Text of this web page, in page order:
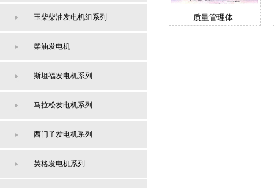
玉柴柴油发电机组系列
柴油发电机
斯坦福发电机系列
马拉松发电机系列
西门子发电机系列
英格发电机系列
质量管理体..